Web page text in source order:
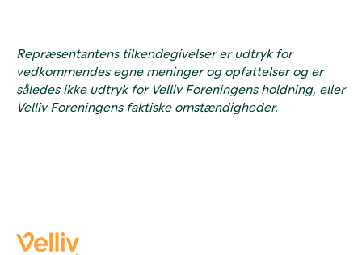
Repræsentantens tilkendegivelser er udtryk for
vedkommendes egne meninger og opfattelser og er
således ikke udtryk for Velliv Foreningens holdning, eller
Velliv Foreningens faktiske omstændigheder.